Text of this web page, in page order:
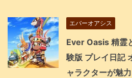
エバーオアシス
Ever Oasis 精霊
験版 プレイ日記
ャラクターが魅力